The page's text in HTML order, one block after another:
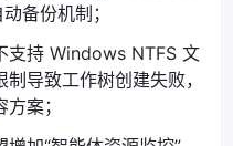
备份机制；
支持 Windows NTFS 文
导致工作树创建失败，
案；